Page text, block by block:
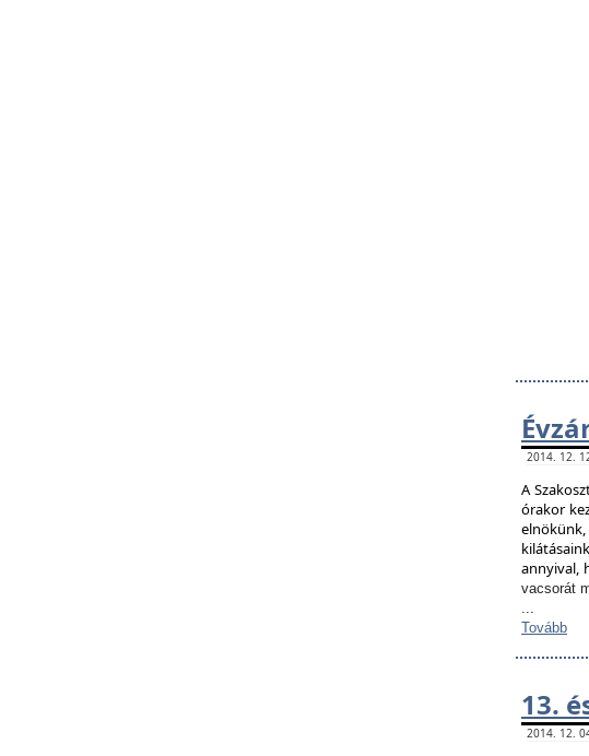
2014. 12.
A
órakor
annyival,
vacsorát
...
Tovább
13.
2014. 12.